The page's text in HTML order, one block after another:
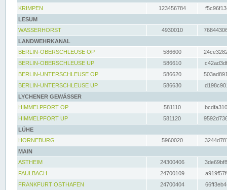
KRIMPEN
123456784
LESUM
WASSERHORST
4930010
LANDWEHRKANAL
BERLIN-OBERSCHLEUSE OP
586600
BERLIN-OBERSCHLEUSE UP
586610
BERLIN-UNTERSCHLEUSE OP
586620
BERLIN-UNTERSCHLEUSE UP
586630
LYCHENER GEWÄSSER
HIMMELPFORT OP
581110
HIMMELPFORT UP
581120
LÜHE
HORNEBURG
5960020
MAIN
ASTHEIM
24300406
FAULBACH
24700109
FRANKFURT OSTHAFEN
24700404